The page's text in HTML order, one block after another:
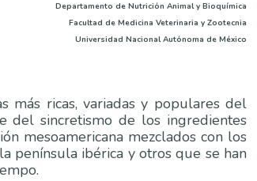
Departamento de Nutrición Animal y Bioquímica
Facultad de Medicina Veterinaria y Zootecnia
Universidad Nacional Autónoma de México
más ricas, variadas y populares del
del sincretismo de los ingredientes
mesoamericana mezclados con los
península ibérica y otros que se han